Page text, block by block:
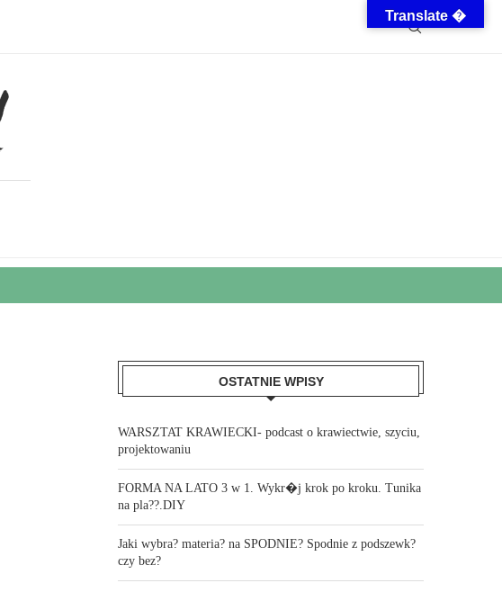
OSTATNIE WPISY
WARSZTAT KRAWIECKI- podcast o krawiectwie, szyciu,
projektowaniu
FORMA NA LATO 3 w 1. Wykr�j krok po kroku. Tunika
na pla??.DIY
Jaki wybra? materia? na SPODNIE? Spodnie z podszewk?
czy bez?
Translate �